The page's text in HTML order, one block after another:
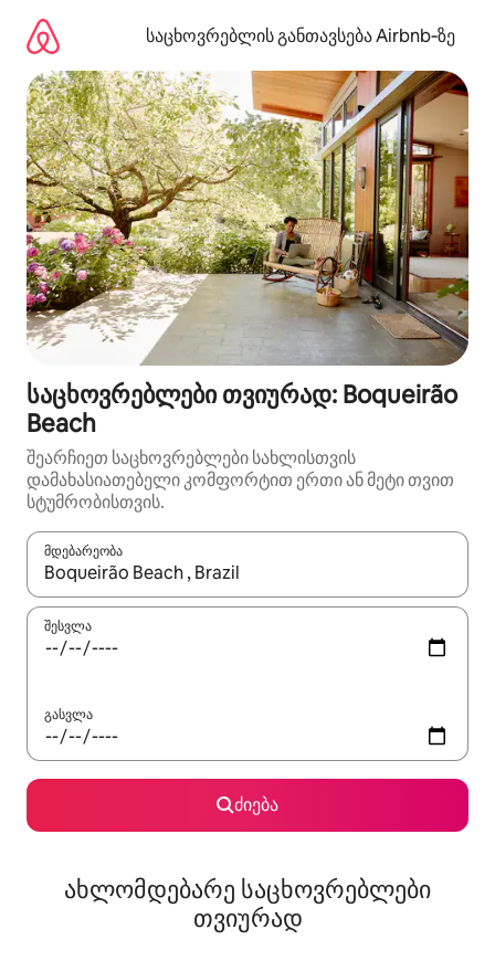
გადასვლა
საცხოვრებლის განთავსება Airbnb‑ზე
საცხოვრებლები თვიურად: Boqueirão
Beach
შეარჩიეთ საცხოვრებლები სახლისთვის
დამახასიათებელი კომფორტით ერთი ან მეტი თვით
სტუმრობისთვის.
მდებარეობა
როცა შედეგები ხელმისაწვდომი გახდება, ნავიგაციისთვის
შესვლა
გასვლა
ძიება
ახლომდებარე საცხოვრებლები
თვიურად